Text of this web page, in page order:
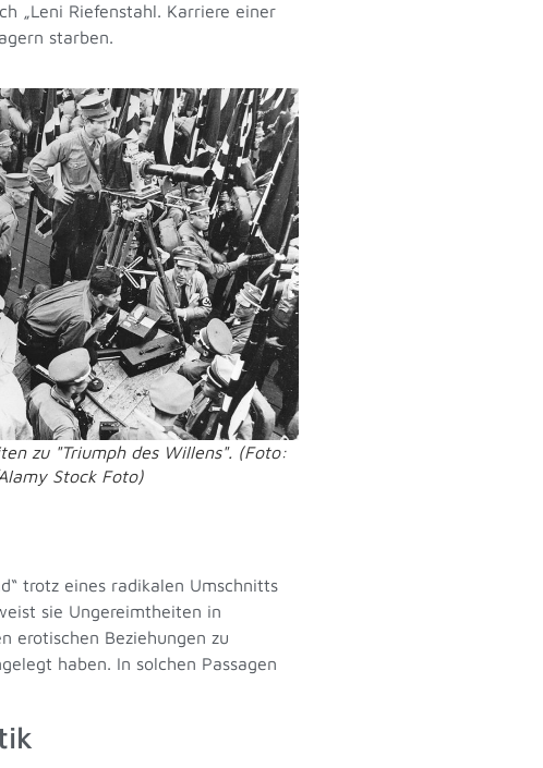
„Leni Riefenstahl. Karriere einer
starben.
zu "Triumph des Willens". (Foto:
Stock Foto)
trotz eines radikalen Umschnitts
sie Ungereimtheiten in
erotischen Beziehungen zu
haben. In solchen Passagen